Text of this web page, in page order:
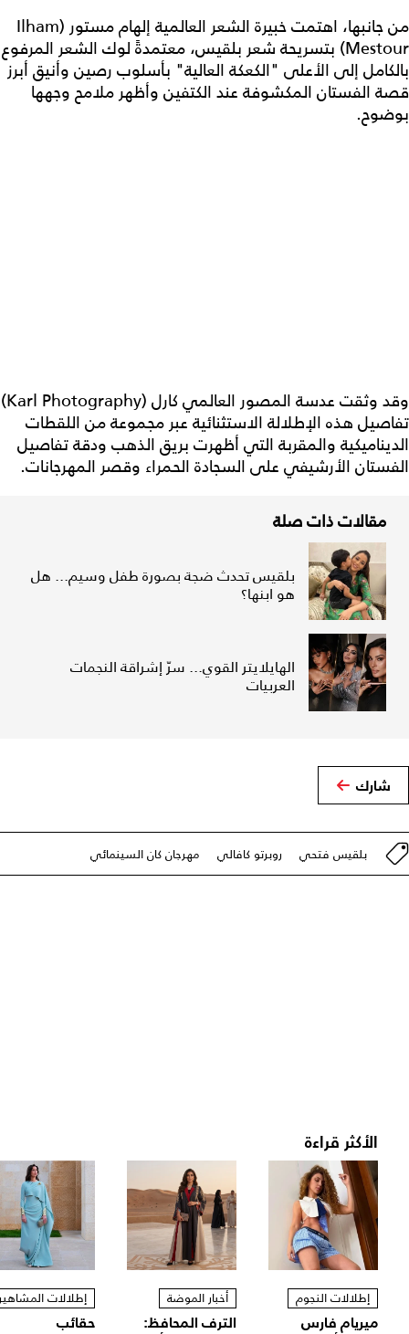
من جانبها، اهتمت خبيرة الشعر العالمية إلهام مستور (Ilham
Mestour) بتسريحة شعر بلقيس، معتمدةً لوك الشعر المرفوع
بالكامل إلى الأعلى "الكعكة العالية" بأسلوب رصين وأنيق أبرز
قصة الفستان المكشوفة عند الكتفين وأظهر ملامح وجهها
بوضوح.
وقد وثقت عدسة المصور العالمي كارل (Karl Photography)
تفاصيل هذه الإطلالة الاستثنائية عبر مجموعة من اللقطات
الديناميكية والمقربة التي أظهرت بريق الذهب ودقة تفاصيل
الفستان الأرشيفي على السجادة الحمراء وقصر المهرجانات.
مقالات ذات صلة
بلقيس تحدث ضجة بصورة طفل وسيم... هل
هو ابنها؟
الهايلايتر القوي... سرّ إشراقة النجمات
العربيات
شارك
بلقيس فتحي روبرتو كافالي مهرجان كان السينمائي
الأكثر قراءة
إطلالات النجوم
ميريام فارس
أخبار الموضة
الترف المحافظ:
إطلالات
حقائب